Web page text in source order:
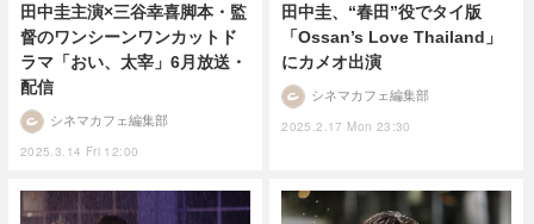
田中圭主演×三谷幸喜脚本・監
督のワンシーンワンカットド
ラマ「おい、太宰」6月放送・
配信
2025.3.14 Fri 12:00
シネマカフェ編集部
田中圭、“春田”役でタイ版
「Ossan’s Love Thailand」
にカメオ出演
2025.2.17 Mon 23:30
シネマカフェ編集部